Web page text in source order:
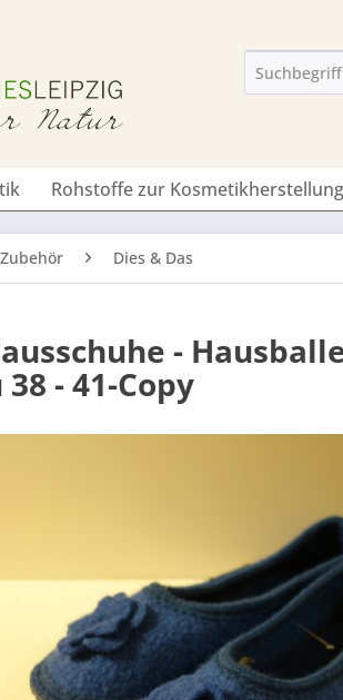
Rohstoffe zur Kosmetikherstellung
Zubehör Dies & Das
-
- 41-Copy